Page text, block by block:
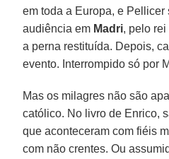
em toda a Europa, e Pellicer
audiência em Madri, pelo rei
a perna restituída. Depois,
evento. Interrompido só por
Mas os milagres não são
católico. No livro de Enrico,
que aconteceram com fiéis
com não crentes. Ou